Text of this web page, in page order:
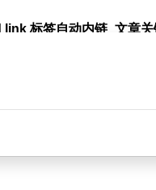
标签自动内链_文章